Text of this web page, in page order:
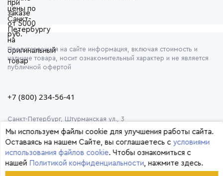
Представленная на сайте информация, включая стоимость и
наличие товара, носит ознакомительный характер и не является
публичной офертой
+7 (800) 234-56-41
Санкт-Петербург, Штурманская ул., 3
Мы используем файлы cookie для улучшения работы сайта.
Оставаясь на нашем Сайте, вы соглашаетесь с условиями
использования файлов cookie. Чтобы ознакомиться с
нашей Политикой конфиденциальности, нажмите здесь.